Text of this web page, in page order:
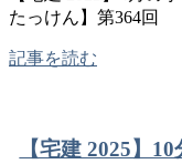
たっけん】第364回
記事を読む
【宅建 2025】